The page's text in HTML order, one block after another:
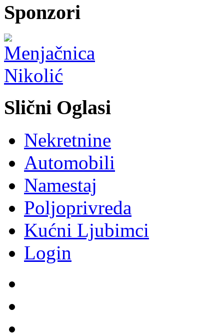
Sponzori
Slični Oglasi
Nekretnine
Automobili
Namestaj
Poljoprivreda
Kućni Ljubimci
Login